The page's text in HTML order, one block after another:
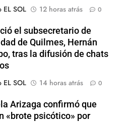
EL SOL
12 horas atrás 0
el subsecretario de
de Quilmes, Hernán
tras la difusión de chats
EL SOL
14 horas atrás 0
Arizaga confirmó que
«brote psicótico» por